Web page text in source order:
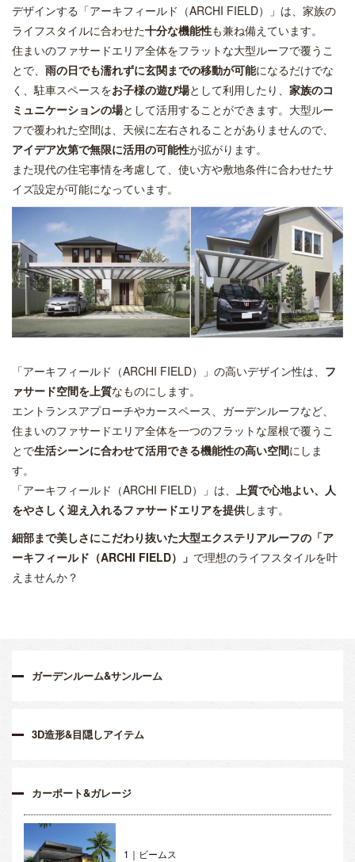
デザインする「アーキフィールド（ARCHI FIELD）」は、家族の
ライフスタイルに合わせた十分な機能性も兼ね備えています。
住まいのファサードエリア全体をフラットな大型ルーフで覆うこ
とで、 雨の日でも濡れずに玄関までの移動が可能になるだけでな
く、駐車スペースをお子様の遊び場として利用したり、 家族のコ
ミュニケーションの場として活用することができます。大型ルー
フで覆われた空間は、天候に左右されることがありませんので、
アイデア次第で無限に活用の可能性が拡がります。
また現代の住宅事情を考慮して、使い方や敷地条件に合わせたサ
イズ設定が可能になっています。
「アーキフィールド（ARCHI FIELD）」の高いデザイン性は、 フ
ァサード空間を上質なものにします。
エントランスアプローチやカースペース、ガーデンルーフなど、
住まいのファサードエリア全体を一つのフラットな屋根で覆うこ
とで生活シーンに合わせて活用できる機能性の高い空間にしま
す。
「アーキフィールド（ARCHI FIELD）」は、 上質で心地よい、人
をやさしく迎え入れるファサードエリアを提供します。
細部まで美しさにこだわり抜いた大型エクステリアルーフの「ア
ーキフィールド（ARCHI FIELD）」 で理想のライフスタイルを叶
えませんか？
ガーデンルーム&サンルーム
3D造形&目隠しアイテム
カーポート&ガレージ
1｜ビームス